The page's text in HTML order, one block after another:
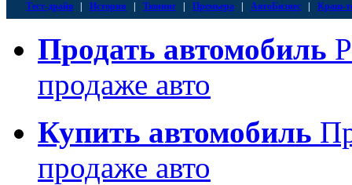
Тест-драйв История Тюнинг Премьера АвтоБизнес Краш-
Продать автомобиль
продаже авто
Купить автомобиль
продаже авто